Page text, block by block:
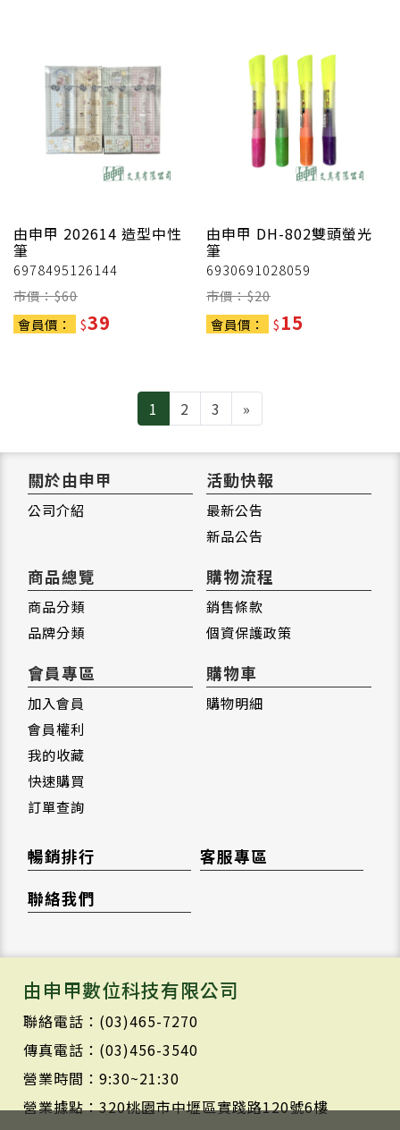
由申甲 202614 造型中性
筆
6978495126144
市價：$60
會員價：
$39
由申甲 DH-802雙頭螢光
筆
6930691028059
市價：$20
會員價：
$15
1 2 3 »
關於由申甲
公司介紹
活動快報
最新公告
新品公告
商品總覽
商品分類
品牌分類
購物流程
銷售條款
個資保護政策
會員專區
加入會員
會員權利
我的收藏
快速購買
訂單查詢
購物車
購物明細
暢銷排行
客服專區
聯絡我們
由申甲數位科技有限公司
聯絡電話：(03)465-7270
傳真電話：(03)456-3540
營業時間：9:30~21:30
營業據點：320桃園市中壢區實踐路120號6樓